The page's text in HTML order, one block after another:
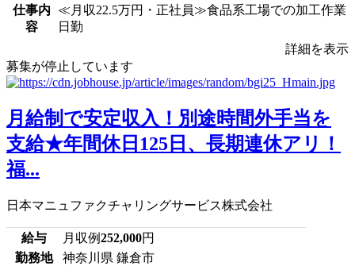
仕事内
容
≪月収22.5万円・正社員≫食品系工場での加工作業
日勤
詳細を表示
募集が停止しています
月給制で安定収入！別途時間外手当を
支給★年間休日125日、長期連休アリ！
福...
日本マニュファクチャリングサービス株式会社
給与 月収例252,000円
勤務地
神奈川県 鎌倉市